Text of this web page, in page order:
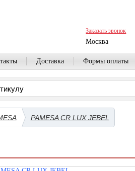
Заказать звонок
Москва
Доставка Формы оплаты
PAMESA CR LUX JEBEL